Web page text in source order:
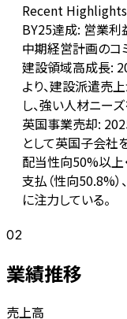
Recent
BY25達成: 営業利
中期経営計画のコ
建設領域高成長:
より、建設派遣売
し、強い人材ニーズ
英国事業売却:
として英国子会社
配当性向50%以上
支払（性向50.8%
に注力している。
02
業績推移
売上高